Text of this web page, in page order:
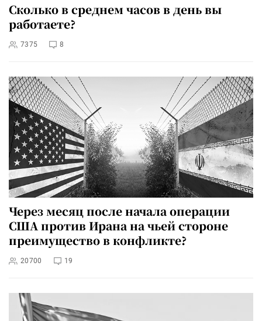
Сколько в среднем часов в день вы
работаете?
7375 8
Через месяц после начала операции
США против Ирана на чьей стороне
преимущество в конфликте?
20700 19